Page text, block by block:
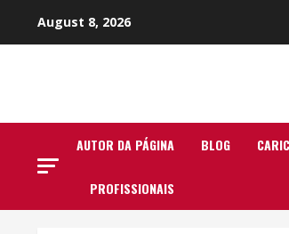
August 8, 2026
AUTOR DA PÁGINA BLOG
PROFISSIONAIS